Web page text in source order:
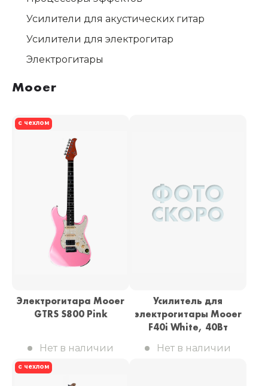
Усилители для акустических гитар
Усилители для электрогитар
Электрогитары
Mooer
с чехлом
Электрогитара Mooer
GTRS S800 Pink
Нет в наличии
Усилитель для
электрогитары Mooer
F40i White, 40Вт
Нет в наличии
с чехлом